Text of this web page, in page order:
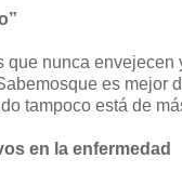
que nunca envejecen
es mejor
tampoco está de
en la enfermedad